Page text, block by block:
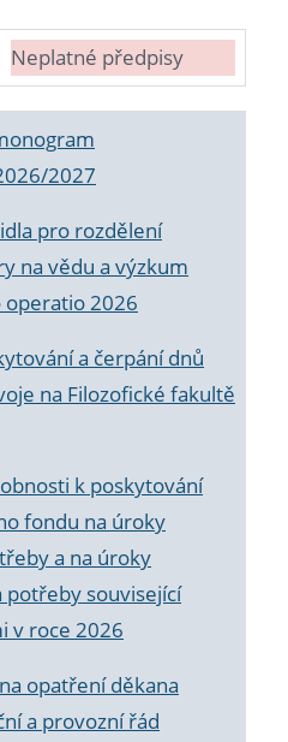
Neplatné předpisy
2027
pro rozdělení
na vědu a výzkum
operatio 2026
a čerpání dnů
na Filozofické fakultě
k poskytování
fondu na úroky
a na úroky
potřeby související
v roce 2026
opatření děkana
a provozní řád